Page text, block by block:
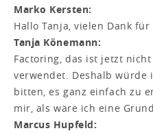
Marko Kersten:
Hallo Tanja, vielen Dank für
Tanja Könemann:
Factoring, das ist jetzt
verwendet. Deshalb würde
bitten, es ganz einfach zu
mir, als wäre ich eine
Marcus Hupfeld: